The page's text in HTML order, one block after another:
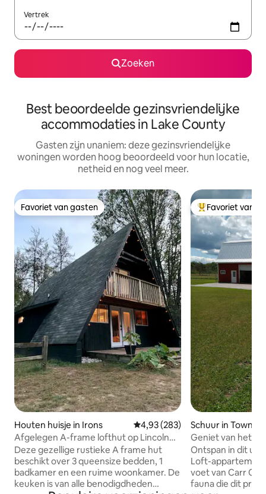
Vertrek
Zoeken
Best beoordeelde gezinsvriendelijke
accommodaties in Lake County
Gasten zijn unaniem: deze gezinsvriendelijke
woningen worden hoog beoordeeld voor hun locatie,
netheid en nog veel meer.
Favoriet van gasten
Favoriet van gasten
Houten huisje in Irons Gemiddelde beoordeling van
4,93 (283)
Afgelegen A-frame lofthut op Lincoln
Hills Trail
Deze gezellige rustieke A frame hut
beschikt over 3 queensize bedden, 1
badkamer en een ruime woonkamer. De
keuken is van alle benodigdheden
Topfavoriet van
Favoriet van
Schuur in
h
Geniet van het
stad tijdens deze
Ontspan in dit
Loft-
voet van Carr
fauna die dit